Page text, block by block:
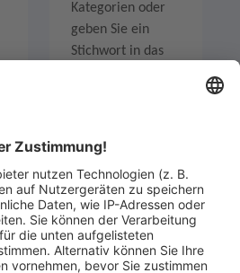
Kategorien oder
geben Sie ein
Stichwort in das
Sind Sie am Ende